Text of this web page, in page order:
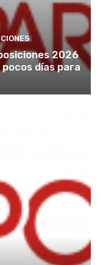
2026
días para